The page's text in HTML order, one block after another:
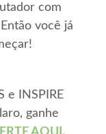
com
você já
e INSPIRE
ganhe